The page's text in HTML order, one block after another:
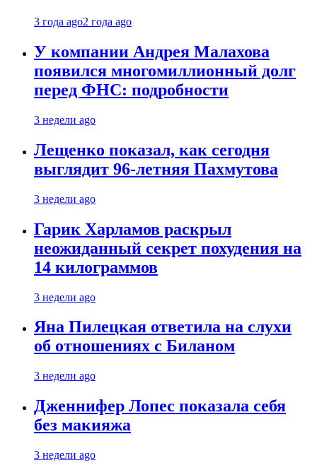
3 года ago2 года ago
У компании Андрея Малахова
появился многомиллионный долг
перед ФНС: подробности
3 недели ago
Лещенко показал, как сегодня
выглядит 96-летняя Пахмутова
3 недели ago
Гарик Харламов раскрыл
неожиданный секрет похудения на
14 килограммов
3 недели ago
Яна Пилецкая ответила на слухи
об отношениях с Биланом
3 недели ago
Дженнифер Лопес показала себя
без макияжа
3 недели ago